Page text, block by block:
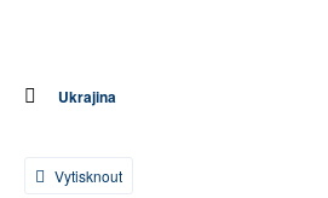
Ukrajina
Vytisknout